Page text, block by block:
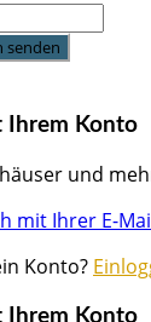
senden
Ihrem Konto
und
mit Ihrer E-
Konto?
Ihrem Konto